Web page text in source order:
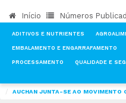
Início Números
ADITIVOS E NUTRIENTES
EMBALAMENTO E ENGARRAFAMENTO
PROCESSAMENTO QUALIDADE E
AUCHAN JUNTA-SE AO MOVIMENTO